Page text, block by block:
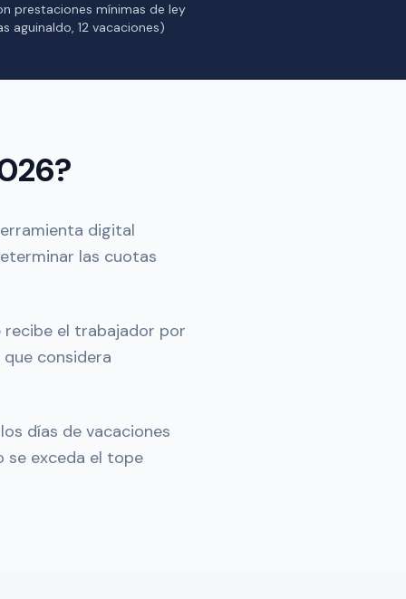
prestaciones mínimas de ley
aguinaldo, 12 vacaciones)
digital
las cuotas
recibe el trabajador por
que considera
días de vacaciones
se exceda el tope